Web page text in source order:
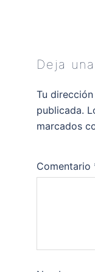
Deja
Tu
publicada.
marcados
Comentario